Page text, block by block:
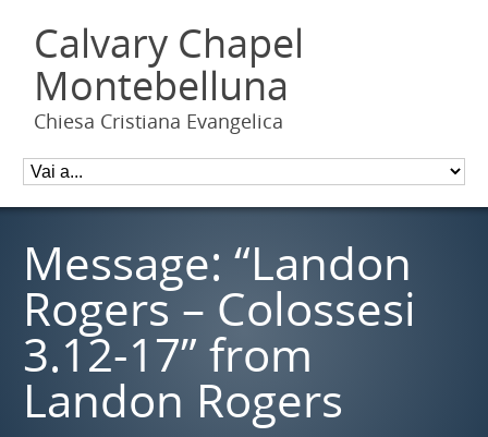
Calvary Chapel
Montebelluna
Chiesa Cristiana Evangelica
Message: “Landon
Rogers – Colossesi
3.12-17” from
Landon Rogers